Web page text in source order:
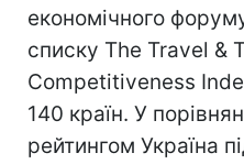
економічного
списку The Travel &
Competitiveness
140 країн. У
рейтингом Україна